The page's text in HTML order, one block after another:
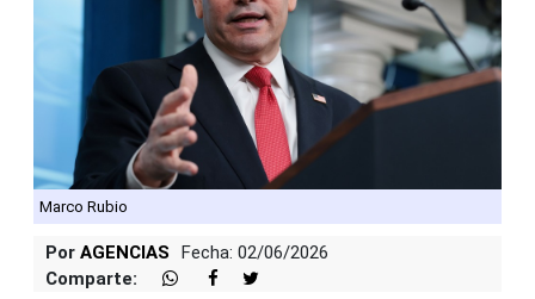
Marco Rubio
Por AGENCIAS
Fecha: 02/06/2026
Comparte: